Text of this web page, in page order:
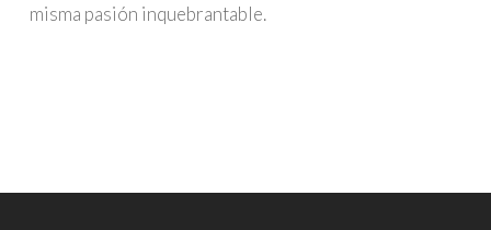
misma pasión inquebrantable.